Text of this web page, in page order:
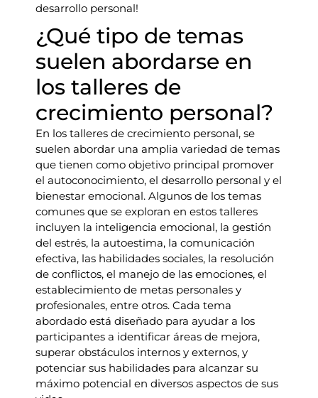
desarrollo personal!
¿Qué tipo de temas
suelen abordarse en
los talleres de
crecimiento personal?
En los talleres de crecimiento personal, se
suelen abordar una amplia variedad de temas
que tienen como objetivo principal promover
el autoconocimiento, el desarrollo personal y el
bienestar emocional. Algunos de los temas
comunes que se exploran en estos talleres
incluyen la inteligencia emocional, la gestión
del estrés, la autoestima, la comunicación
efectiva, las habilidades sociales, la resolución
de conflictos, el manejo de las emociones, el
establecimiento de metas personales y
profesionales, entre otros. Cada tema
abordado está diseñado para ayudar a los
participantes a identificar áreas de mejora,
superar obstáculos internos y externos, y
potenciar sus habilidades para alcanzar su
máximo potencial en diversos aspectos de sus